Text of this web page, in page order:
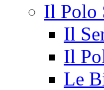
Il Polo
Il
Il
Le